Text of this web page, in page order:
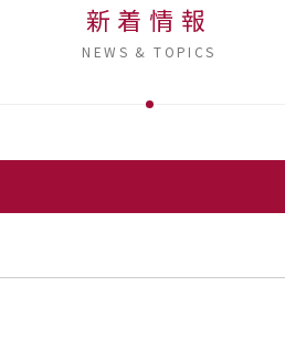
新着情報
NEWS & TOPICS